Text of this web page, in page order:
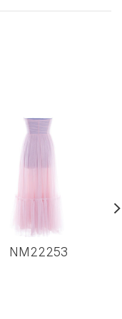
NM22253